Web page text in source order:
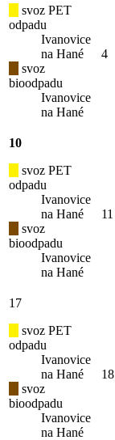
svoz PET
odpadu
Ivanovice
na Hané
svoz
bioodpadu
Ivanovice
na Hané
4
10
svoz PET
odpadu
Ivanovice
na Hané
svoz
bioodpadu
Ivanovice
na Hané
11
17
svoz PET
odpadu
Ivanovice
na Hané
svoz
bioodpadu
Ivanovice
na Hané
18